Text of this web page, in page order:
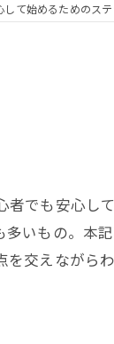
て始めるためのス
者でも安心し
いもの。本
交えながら